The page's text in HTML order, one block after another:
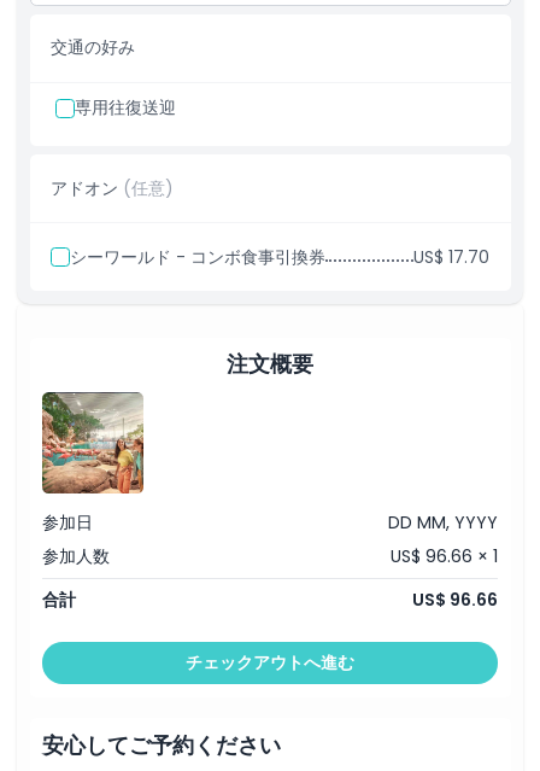
交通の好み
専用往復送迎
アドオン (任意)
シーワールド - コンボ食事引換券 US$ 17.70
注文概要
参加日
DD MM, YYYY
参加人数
US$ 96.66 × 1
合計
US$ 96.66
チェックアウトへ進む
安心してご予約ください